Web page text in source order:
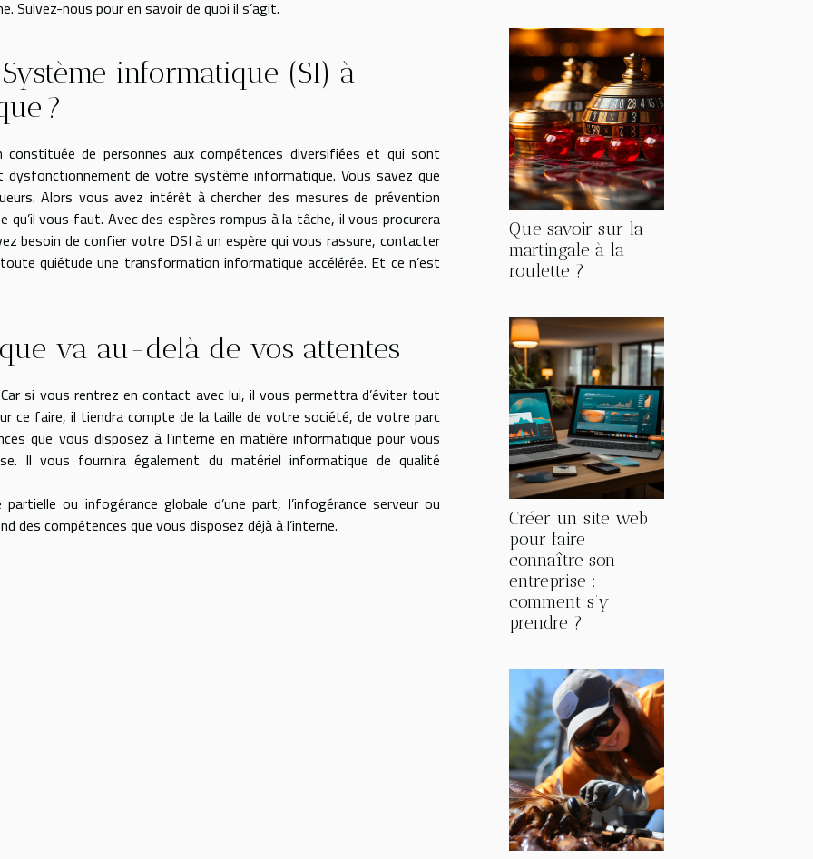
nous pour en savoir de quoi il s’agit.
informatique (SI) à
?
de personnes aux compétences diversifiées et qui sont
de votre système informatique. Vous savez que
Alors vous avez intérêt à chercher des mesures de prévention
qu’il vous faut. Avec des espères rompus à la tâche, il vous procurera
besoin de confier votre DSI à un espère qui vous rassure, contacter
quiétude une transformation informatique accélérée. Et ce n’est
va au-delà de vos attentes
si vous rentrez en contact avec lui, il vous permettra d’éviter tout
ce faire, il tiendra compte de la taille de votre société, de votre parc
que vous disposez à l’interne en matière informatique pour vous
Il vous fournira également du matériel informatique de qualité
ou infogérance globale d’une part, l’infogérance serveur ou
des compétences que vous disposez déjà à l’interne.
Que savoir sur la
martingale à la
roulette ?
Créer un site web
pour faire
connaître son
entreprise :
comment s’y
prendre ?